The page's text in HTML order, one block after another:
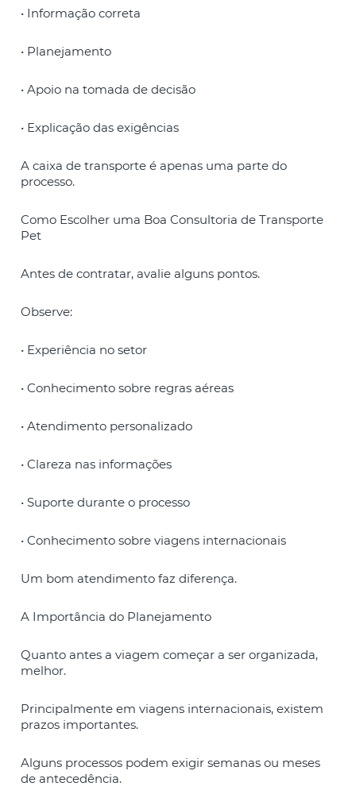
• Informação correta
• Planejamento
• Apoio na tomada de decisão
• Explicação das exigências
A caixa de transporte é apenas uma parte do
processo.
Como Escolher uma Boa Consultoria de Transporte
Pet
Antes de contratar, avalie alguns pontos.
Observe:
• Experiência no setor
• Conhecimento sobre regras aéreas
• Atendimento personalizado
• Clareza nas informações
• Suporte durante o processo
• Conhecimento sobre viagens internacionais
Um bom atendimento faz diferença.
A Importância do Planejamento
Quanto antes a viagem começar a ser organizada,
melhor.
Principalmente em viagens internacionais, existem
prazos importantes.
Alguns processos podem exigir semanas ou meses
de antecedência.